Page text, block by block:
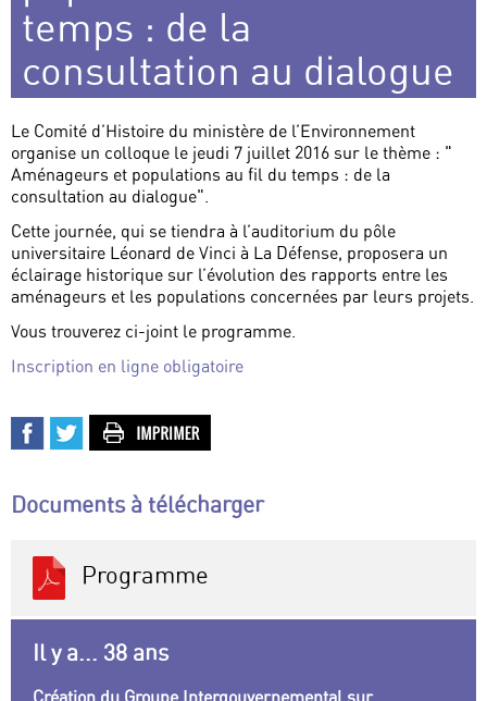
temps : de la
consultation au dialogue
Le Comité d’Histoire du ministère de l’Environnement
organise un colloque le jeudi 7 juillet 2016 sur le thème : "
Aménageurs et populations au fil du temps : de la
consultation au dialogue".
Cette journée, qui se tiendra à l’auditorium du pôle
universitaire Léonard de Vinci à La Défense, proposera un
éclairage historique sur l’évolution des rapports entre les
aménageurs et les populations concernées par leurs projets.
Vous trouverez ci-joint le programme.
Inscription en ligne obligatoire
Documents à télécharger
Programme
Il y a... 38 ans
Création du Groupe Intergouvernemental sur